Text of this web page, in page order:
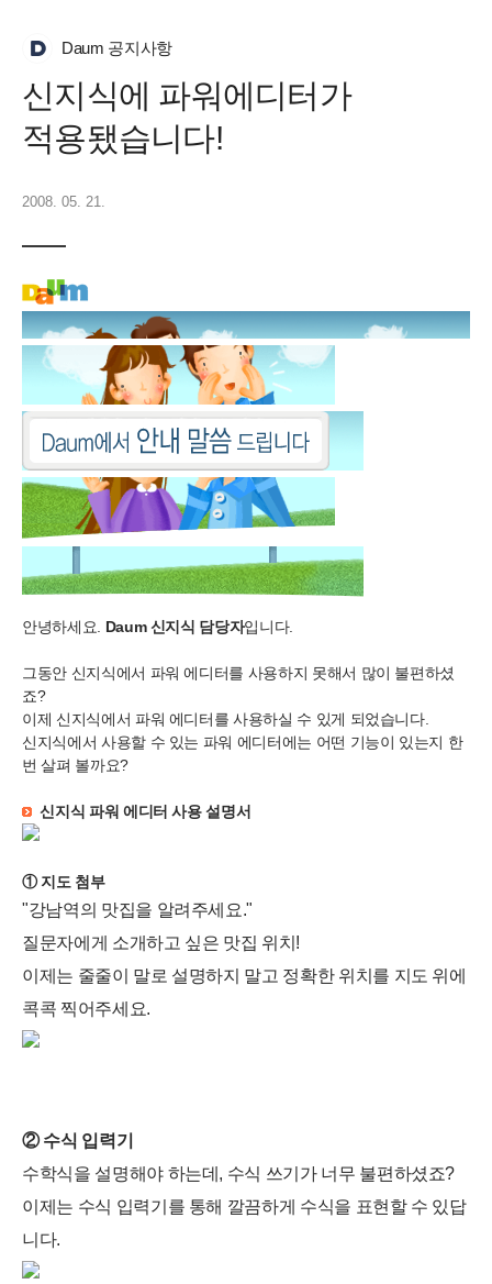
Daum 공지사항
신지식에 파워에디터가
적용됐습니다!
2008. 05. 21.
안녕하세요. Daum 신지식 담당자입니다.
그동안 신지식에서 파워 에디터를 사용하지 못해서 많이 불편하셨
죠?
이제 신지식에서 파워 에디터를 사용하실 수 있게 되었습니다.
신지식에서 사용할 수 있는 파워 에디터에는 어떤 기능이 있는지 한
번 살펴 볼까요?
신지식 파워 에디터 사용 설명서
① 지도 첨부
"강남역의 맛집을 알려주세요."
질문자에게 소개하고 싶은 맛집 위치!
이제는 줄줄이 말로 설명하지 말고 정확한 위치를 지도 위에
콕콕 찍어주세요.
② 수식 입력기
수학식을 설명해야 하는데, 수식 쓰기가 너무 불편하셨죠?
이제는 수식 입력기를 통해 깔끔하게 수식을 표현할 수 있답
니다.